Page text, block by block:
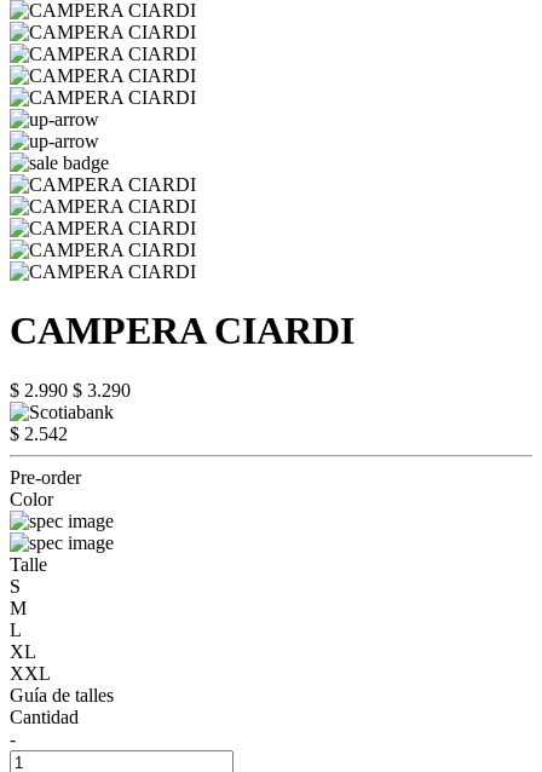
CAMPERA CIARDI
$ 2.990 $ 3.290
$ 2.542
Pre-order
Color
Talle
S
M
L
XL
XXL
Guía de talles
Cantidad
-